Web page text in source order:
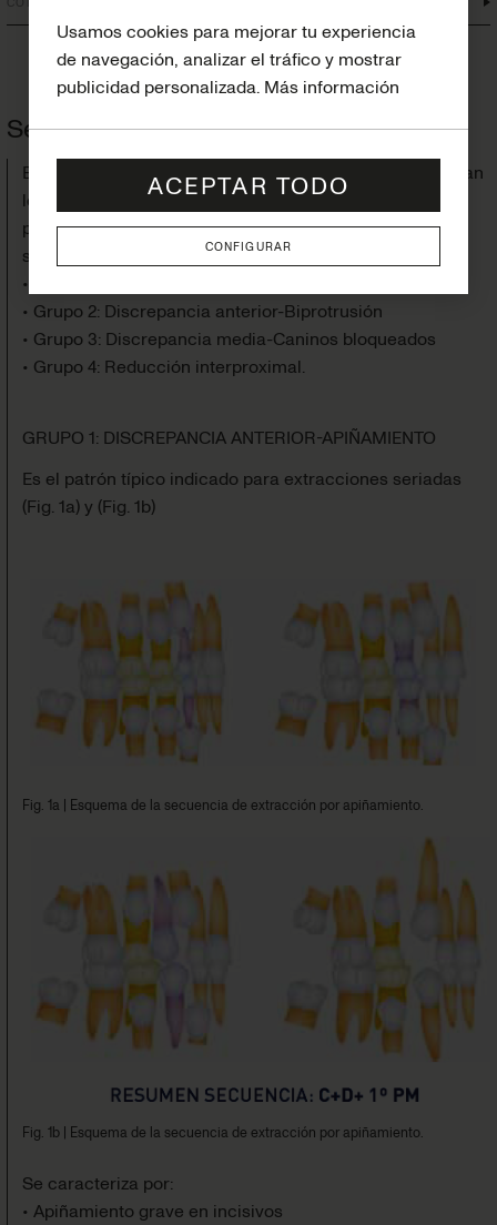
Secuencia de tratamiento en clases I
Basándose en la clasificación de Graber
, se presentan
los cuatro grupos más frecuentes y las pautas a seguir,
para la realización de un tratamiento de extracciones
seriadas, según cada caso.
• Grupo 1: Discrepancia anterior-Apiñamiento
• Grupo 2: Discrepancia anterior-Biprotrusión
• Grupo 3: Discrepancia media-Caninos bloqueados
• Grupo 4: Reducción interproximal.
GRUPO 1: DISCREPANCIA ANTERIOR-APIÑAMIENTO
Es el patrón típico indicado para extracciones seriadas
(Fig. 1a)y (Fig. 1b)
Fig. 1a | Esquema de la secuencia de extracción por apiñamiento.
Fig. 1b | Esquema de la secuencia de extracción por apiñamiento.
Se caracteriza por:
• Apiñamiento grave en incisivos
Usamos cookies para mejorar tu experiencia
de navegación, analizar el tráfico y mostrar
publicidad personalizada. Más información
ACEPTAR TODO
CONFIGURAR